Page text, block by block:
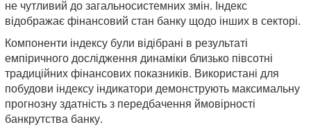
не чутливий до загальносистемних змін. Індекс
відображає фінансовий стан банку щодо інших в секторі.
Компоненти індексу були відібрані в результаті
емпіричного дослідження динаміки близько півсотні
традиційних фінансових показників. Використані для
побудови індексу індикатори демонструють максимальну
прогнозну здатність з передбачення ймовірності
банкрутства банку.